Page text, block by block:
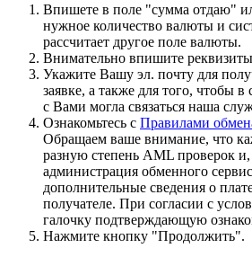
Впишете в поле "сумма отдаю"
нужное количество валюты и
рассчитает другое поле валюты.
Внимательно впишите
Укажите Вашу эл. почту для
заявке, а также для того, чтобы в
с Вами могла связаться наша
Ознакомьтесь с Правилами
Обращаем ваше внимание, что
разную степень AML проверок
администрация обменного
дополнительные сведения о
получателе. При согласии с
галочку подтверждающую
Нажмите кнопку "Продолжить".